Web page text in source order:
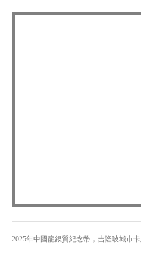
2025年中國龍銀質紀念幣，吉隆玻城市